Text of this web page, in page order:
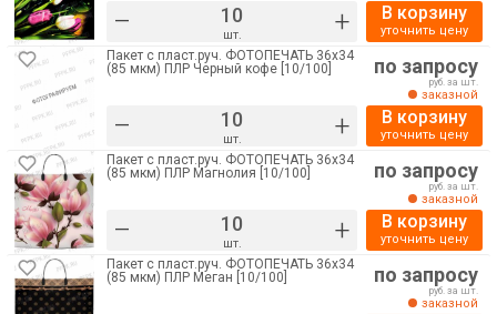
– шт. + В корзину
уточнить цену
Пакет с пласт.руч. ФОТОПЕЧАТЬ 36х34
(85 мкм) ПЛР Черный кофе [10/100]
– шт. +
по запросу
руб. за шт.
заказной
В корзину
уточнить цену
Пакет с пласт.руч. ФОТОПЕЧАТЬ 36х34
(85 мкм) ПЛР Магнолия [10/100]
– шт. +
по запросу
руб. за шт.
заказной
В корзину
уточнить цену
Пакет с пласт.руч. ФОТОПЕЧАТЬ 36х34
(85 мкм) ПЛР Меган [10/100]
по запросу
руб. за шт.
заказной